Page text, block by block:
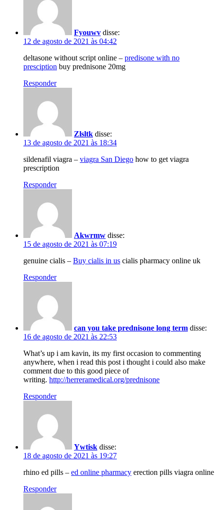
Fyouwv disse:
12 de agosto de 2021 às 04:42
deltasone without script online – predisone with no
presciption buy prednisone 20mg
Responder
Zlsltk disse:
13 de agosto de 2021 às 18:34
sildenafil viagra – viagra San Diego how to get viagra
prescription
Responder
Akwrmw disse:
15 de agosto de 2021 às 07:19
genuine cialis – Buy cialis in us cialis pharmacy online uk
Responder
can you take prednisone long term disse:
16 de agosto de 2021 às 22:53
What’s up i am kavin, its my first occasion to commenting
anywhere, when i read this post i thought i could also make
comment due to this good piece of
writing. http://herreramedical.org/prednisone
Responder
Ywtisk disse:
18 de agosto de 2021 às 19:27
rhino ed pills – ed online pharmacy erection pills viagra online
Responder